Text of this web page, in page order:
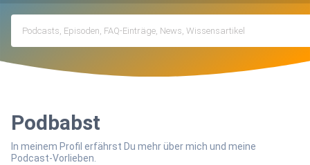
Podbabst
In meinem Profil erfährst Du mehr über mich und meine
Podcast-Vorlieben.